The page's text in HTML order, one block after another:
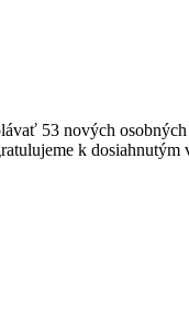
53 nových
k dosiahnutým